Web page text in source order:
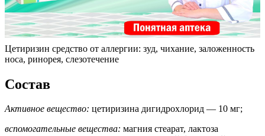
Цетиризин средство от аллергии: зуд, чихание, заложенность
носа, ринорея, слезотечение
Состав
Активное вещество: цетиризина дигидрохлорид — 10 мг;
вспомогательные вещества: магния стеарат, лактоза